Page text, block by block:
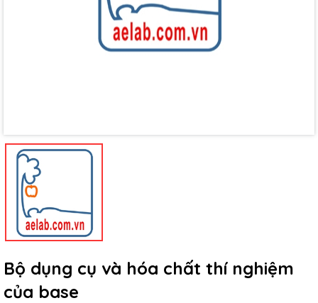
Bộ dụng cụ và hóa chất thí nghiệm
của base